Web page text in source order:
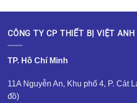
CÔNG TY CP THIẾT BỊ VIỆT ANH
TP. Hồ Chí Minh
11A Nguyễn An, Khu phố 4, P. Cát
đồ)